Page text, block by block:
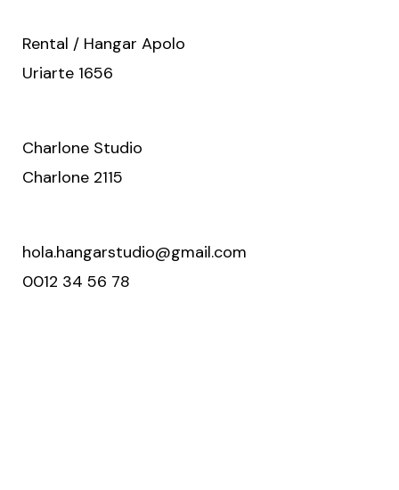
Rental / Hangar Apolo
Uriarte 1656
Charlone Studio
Charlone 2115
hola.hangarstudio@gmail.com
0012 34 56 78